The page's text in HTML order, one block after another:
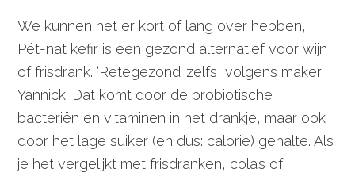
We kunnen het er kort of lang over hebben,
Pét-nat kefir is een gezond alternatief voor wijn
of frisdrank. ‘Retegezond’ zelfs, volgens maker
Yannick. Dat komt door de probiotische
bacteriën en vitaminen in het drankje, maar ook
door het lage suiker (en dus: calorie) gehalte. Als
je het vergelijkt met frisdranken, cola’s of